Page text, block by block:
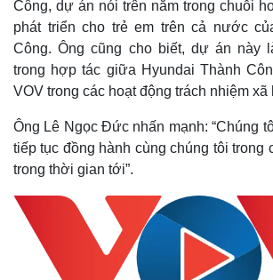
Công, dự án nói trên nằm trong chuỗi
phát triển cho trẻ em trên cả nước
Công. Ông cũng cho biết, dự án này
trong hợp tác giữa Hyundai Thành
VOV trong các hoạt động trách nhiệm xã
Ông Lê Ngọc Đức nhấn mạnh: “Chúng
tiếp tục đồng hành cùng chúng tôi trong
trong thời gian tới”.